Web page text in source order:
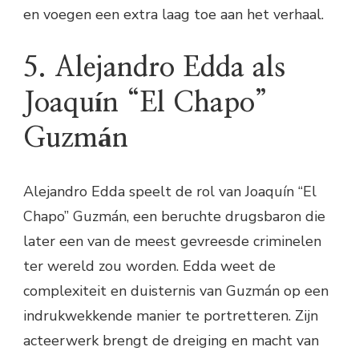
en voegen een extra laag toe aan het verhaal.
5. Alejandro Edda als
Joaquín “El Chapo”
Guzmán
Alejandro Edda speelt de rol van Joaquín “El
Chapo” Guzmán, een beruchte drugsbaron die
later een van de meest gevreesde criminelen
ter wereld zou worden. Edda weet de
complexiteit en duisternis van Guzmán op een
indrukwekkende manier te portretteren. Zijn
acteerwerk brengt de dreiging en macht van